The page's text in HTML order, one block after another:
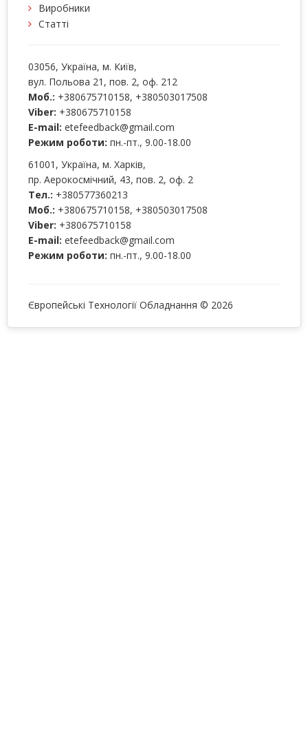
Виробники
Статті
03056, Україна, м. Київ,
вул. Польова 21, пов. 2, оф. 212
Моб.: +380675710158, +380503017508
Viber: +380675710158
E-mail: etefeedback@gmail.com
Режим роботи: пн.-пт., 9.00-18.00
61001 , Україна, м. Харків,
пр. Аерокосмічний, 43, пов. 2, оф. 2
Тел.: +380577360213
Моб.: +380675710158, +380503017508
Viber: +380675710158
E-mail: etefeedback@gmail.com
Режим роботи: пн.-пт., 9.00-18.00
Європейські Технології Обладнання © 2026